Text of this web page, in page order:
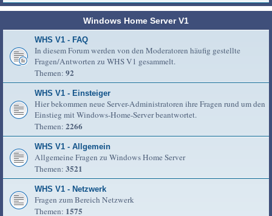
Windows Home Server V1
WHS V1 - FAQ
In diesem Forum werden von den Moderatoren häufig gestellte
Fragen/Antworten zu WHS V1 gesammelt.
Themen: 92
WHS V1 - Einsteiger
Hier bekommen neue Server-Administratoren ihre Fragen rund um den
Einstieg mit Windows-Home-Server beantwortet.
Themen: 2266
WHS V1 - Allgemein
Allgemeine Fragen zu Windows Home Server
Themen: 3521
WHS V1 - Netzwerk
Fragen zum Bereich Netzwerk
Themen: 1575